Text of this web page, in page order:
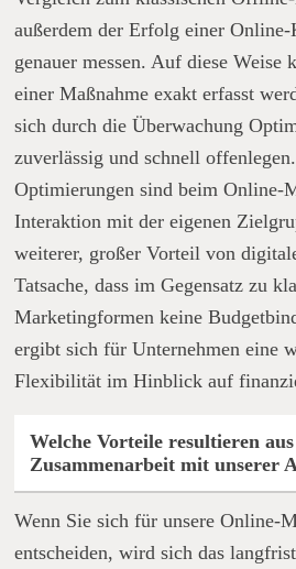
außerdem der Erfolg einer
genauer messen. Auf diese
einer Maßnahme exakt erfasst
sich durch die Überwachung
zuverlässig und schnell
Optimierungen sind beim Online-
Interaktion mit der eigenen
weiterer, großer Vorteil von
Tatsache, dass im Gegensatz zu
Marketingformen keine
ergibt sich für Unternehmen eine
Flexibilität im Hinblick auf
Welche Vorteile resultieren
Zusammenarbeit mit unserer
Wenn Sie sich für unsere Online-
entscheiden, wird sich das